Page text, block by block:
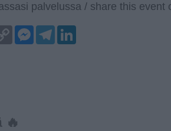
palvelussa / share this event
Copy
Link
Messenger
Telegram
🔥